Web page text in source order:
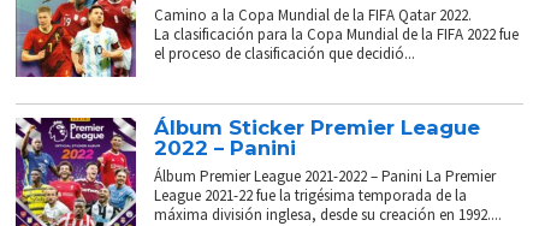
Camino a la Copa Mundial de la FIFA Qatar 2022.
La clasificación para la Copa Mundial de la FIFA 2022 fue
el proceso de clasificación que decidió...
Álbum Sticker Premier League
2022 – Panini
Álbum Premier League 2021-2022 – Panini La Premier
League 2021-22 fue la trigésima temporada de la
máxima división inglesa, desde su creación en 1992....